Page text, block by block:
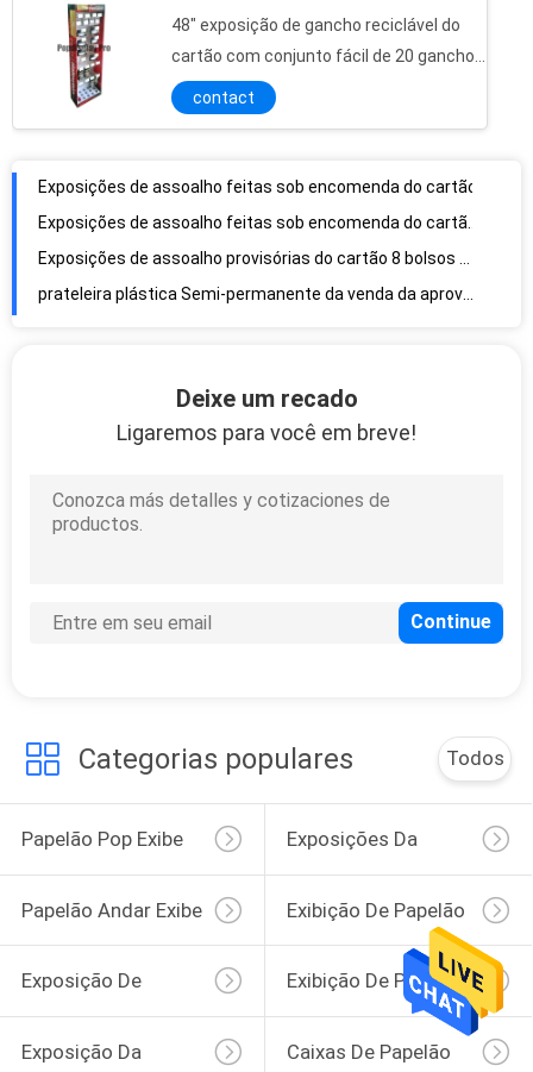
48" exposição de gancho reciclável do
cartão com conjunto fácil de 20 ganchos
do Peg
contact
Exposições de assoalho feitas sob encomenda do cartão
prateleira plástica Semi-permanente da venda da aprovação do GV das exposições de assoalho de Cardboard+ com as 3 bandejas moldadas
Deixe um recado
Ligaremos para você em breve!
Categorias populares Todos
Papelão Pop Exibe Exposições Da
Posição Do Cartão
Papelão Andar Exibe Exibição De Papelão
Contador
Exposição De
Gancho Do Cartão
Exibição De Palete
Papelão
Exposição Da Caixas De Papelão